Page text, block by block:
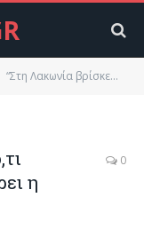
“Στη Λακωνία βρίσκεται ό,τι καλύτερο έχει να προσφέρει η Ελλάδα”
η
0